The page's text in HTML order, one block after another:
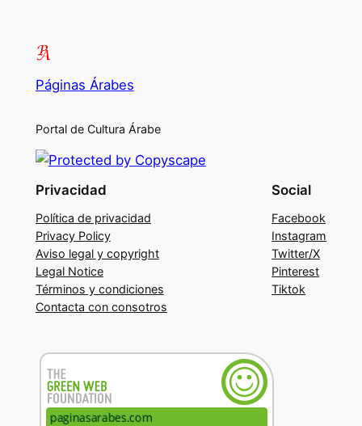
Páginas Árabes
Portal de Cultura Árabe
Privacidad
Política de privacidad
Privacy Policy
Aviso legal y copyright
Legal Notice
Términos y condiciones
Contacta con consotros
Social
Facebook
Instagram
Twitter/X
Pinterest
Tiktok